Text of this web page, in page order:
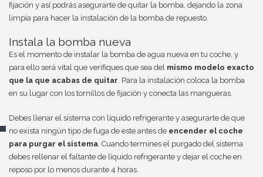
fijación y así podrás asegurarte de quitar la bomba, dejando la zona
limpia para hacer la instalación de la bomba de repuesto.
Instala la bomba nueva
Es el momento de instalar la bomba de agua nueva en tu coche, y
para ello será vital que verifiques que sea del mismo modelo exacto
que la que acabas de quitar. Para la instalación coloca la bomba
en su lugar con los tornillos de fijación y conecta las mangueras.
Debes llenar el sistema con líquido refrigerante y asegurarte de que
no exista ningún tipo de fuga de este antes de encender el coche
para purgar el sistema . Cuando termines el purgado del sistema
debes rellenar el faltante de líquido refrigerante y dejar el coche en
reposo por lo menos durante 4 horas.